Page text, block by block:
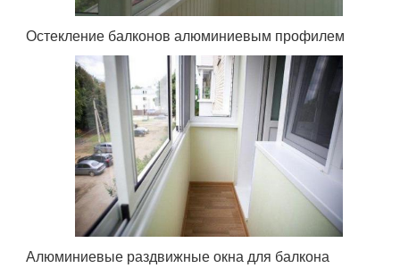
Остекление балконов алюминиевым профилем
Алюминиевые раздвижные окна для балкона